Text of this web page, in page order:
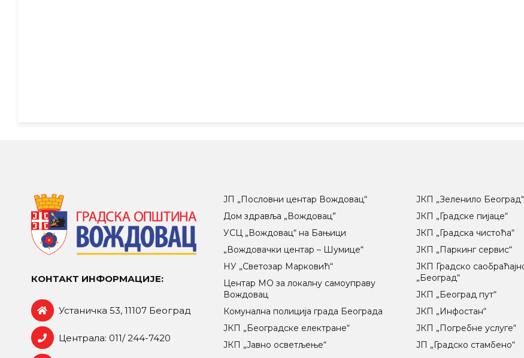
КОНТАКТ ИНФОРМАЦИЈЕ:
Устаничка 53, 11107 Београд
Централа: 011/ 244-7420
ЈП „Пословни центар Вождовац“
Дом здравља „Вождовац”
УСЦ „Вождовац“ на Бањици
„Вождовачки центар – Шумице“
НУ „Светозар Марковић“
Центар МO за локалну самоуправу
Вождовац
Комунална полиција града Београда
ЈКП „Београдске електране“
ЈКП „Јавно осветљење“
ЈКП „Зеленило Београд“
ЈКП „Градске пијаце“
ЈКП „Градска чистоћа“
ЈКП „Паркинг сервис“
ЈКП Градско
„Београд“
ЈКП „Београд пут“
ЈКП „Инфостан“
ЈКП „Погребне услуге“
ЈП „Градско стамбено“